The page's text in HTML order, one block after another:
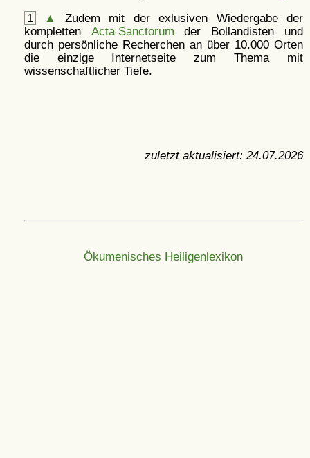
1 ▲
Zudem mit der exlusiven Wiedergabe der
kompletten Acta Sanctorum der Bollandisten und
durch persönliche Recherchen an über 10.000 Orten
die einzige Internetseite zum Thema mit
wissenschaftlicher Tiefe.
zuletzt aktualisiert: 24.07.2026
Ökumenisches Heiligenlexikon